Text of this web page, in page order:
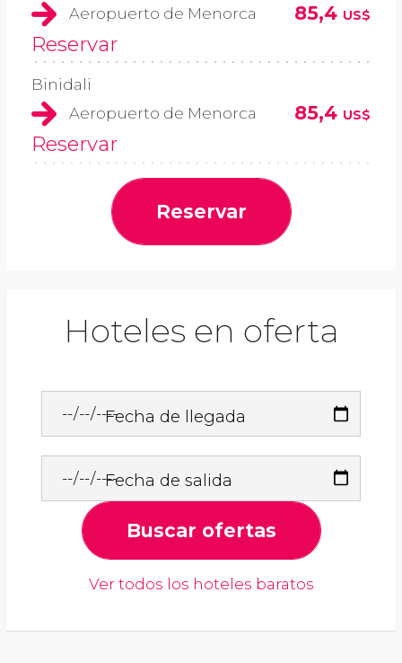
Aeropuerto de Menorca
85,4 US$
Reservar
Binidali
Aeropuerto de Menorca
85,4 US$
Reservar
Reservar
Hoteles en oferta
Fecha de llegada
Fecha de salida
Buscar ofertas
Ver todos los hoteles baratos